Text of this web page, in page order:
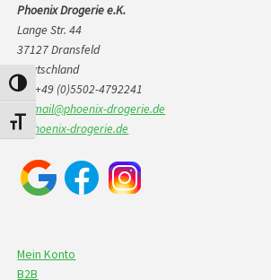
Alternar alto contraste
Alternar tamaño de letra
Phoenix Drogerie e.K.
Lange Str. 44
37127 Dransfeld
Deutschland
☎ +49 (0)5502-4792241
mail@phoenix-drogerie.de
🌐
phoenix-drogerie.de
Mein Konto
B2B